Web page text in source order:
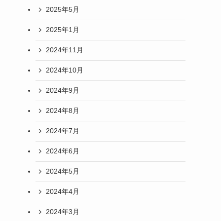
2025年5月
2025年1月
2024年11月
2024年10月
2024年9月
2024年8月
2024年7月
2024年6月
2024年5月
2024年4月
2024年3月